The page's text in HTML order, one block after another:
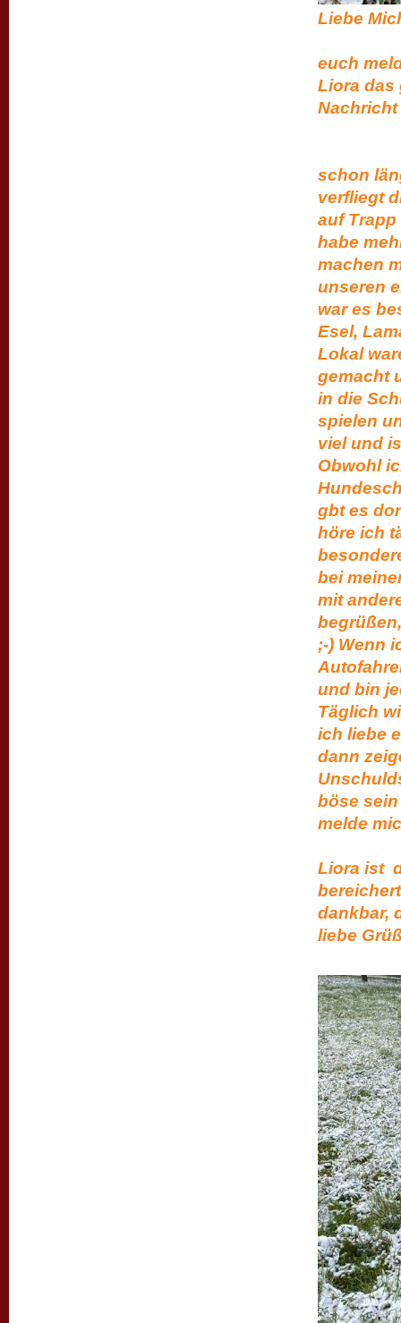
euch
Liora das
schon
verfliegt
auf
habe
machen
unseren
war es
Esel,
Lokal
gemacht
in die
spielen
viel und
Obwohl
gbt es
höre ich
bei
mit
;-) Wenn
und bin
Täglich
ich liebe
dann
böse
melde
Liora ist
dankbar,
liebe